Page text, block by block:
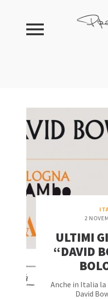
2
ULTIMI
“DAVID
Anche in Italia
David